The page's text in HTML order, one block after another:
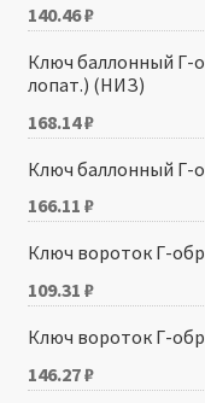
140.46₽
Ключ баллонный Г-
лопат.) (НИЗ)
168.14₽
Ключ баллонный Г-
166.11 ₽
Ключ вороток Г-
109.31 ₽
Ключ вороток Г-
146.27₽